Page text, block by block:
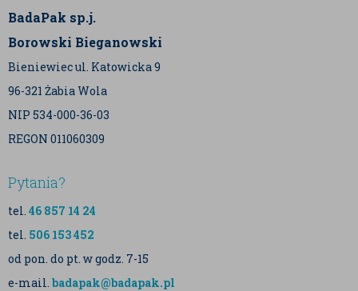
BadaPak sp.j.
Borowski Bieganowski
Bieniewiec ul. Katowicka 9
96-321 Żabia Wola
NIP 534-000-36-03
REGON 011060309
Pytania?
tel. 46 857 14 24
tel. 506 153 452
od pon. do pt. w godz. 7-15
e-mail. badapak@badapak.pl